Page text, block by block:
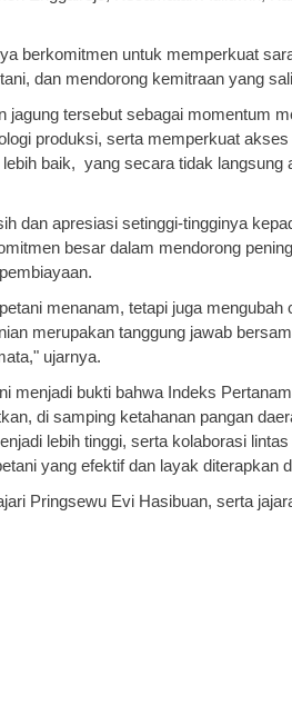
berkomitmen untuk memperkuat
dan mendorong kemitraan yang
jagung tersebut sebagai momentum
produksi, serta memperkuat
baik, yang secara tidak langsung
dan apresiasi setinggi-tingginya
besar dalam mendorong
menanam, tetapi juga mengubah
merupakan tanggung jawab
ujarnya.
menjadi bukti bahwa Indeks
di samping ketahanan pangan
lebih tinggi, serta kolaborasi
yang efektif dan layak diterapkan
Pringsewu Evi Hasibuan, serta